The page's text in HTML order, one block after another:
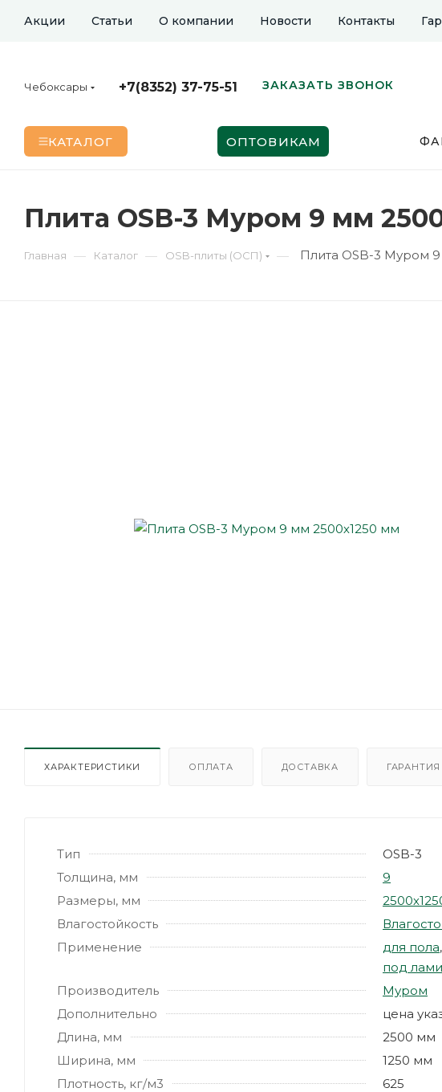
Акции Статьи О компании Новости Контакты
Чебоксары +7(8352) 37-75-51 ЗАКАЗАТЬ ЗВОНОК
КАТАЛОГ ОПТОВИКАМ
Плита OSB-3 Муром 9 мм
Главная — Каталог — OSB-плиты (ОСП) — Плита OSB-3 Муром
ХАРАКТЕРИСТИКИ ОПЛАТА ДОСТАВКА ГАРАНТИЯ
Тип
OSB-3
Толщина, мм
9
Размеры, мм
Влагостойкость
Применение
для пола,
под
Производитель
Муром
Дополнительно
цена
Длина, мм
2500 мм
Ширина, мм
1250 мм
Плотность, кг/м3
625